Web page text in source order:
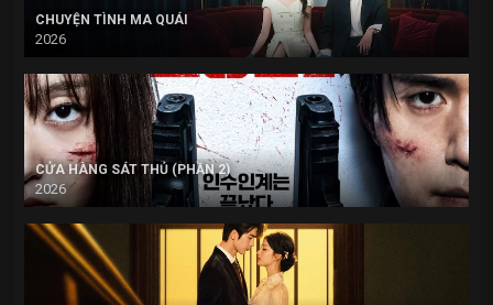
CHUYỆN TÌNH MA QUÁI
2026
CỬA HÀNG SÁT THỦ (PHẦN 2)
2026